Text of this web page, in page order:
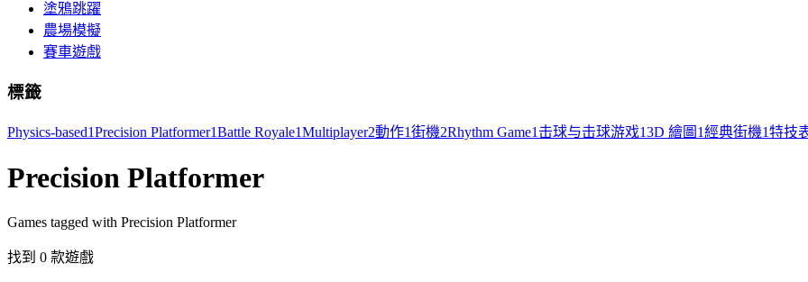
塗鴉跳躍
農場模擬
賽車遊戲
標籤
Physics-based1Precision Platformer1Battle Royale1Multiplayer2動作1街機2Rhythm Game1 击球与击球游戏13D 繪圖 1經典街機1特技
Precision Platformer
Games tagged with Precision Platformer
找到 0 款遊戲